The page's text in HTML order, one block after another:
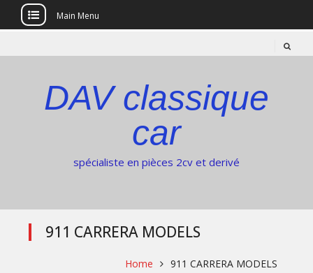
to
Main Menu
DAV classique
car
spécialiste en pièces 2cv et derivé
911 CARRERA MODELS
Home 911 CARRERA MODELS